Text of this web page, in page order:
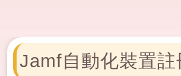
Jamf自動化裝置註